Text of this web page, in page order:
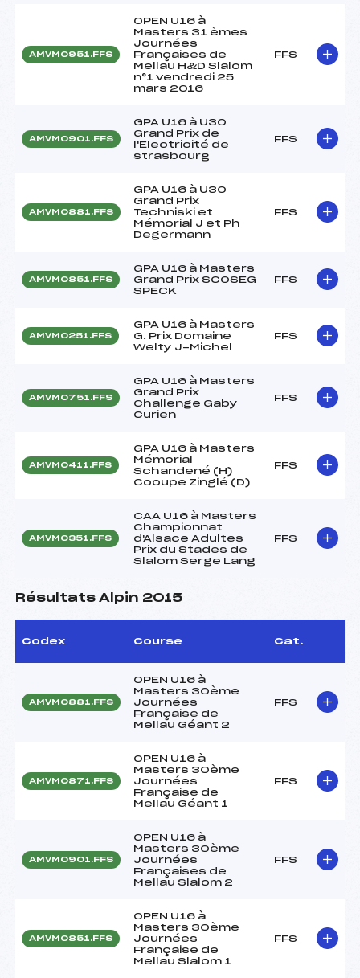
AMVM0951.FFS
OPEN U16 à
Masters 31 èmes
Journées
Françaises de
Mellau H&D Slalom
n°1 vendredi 25
mars 2016
FFS
AMVM0901.FFS
GPA U16 à U30
Grand Prix de
l'Electricité de
strasbourg
FFS
AMVM0881.FFS
GPA U16 à U30
Grand Prix
Techniski et
Mémorial J et Ph
Degermann
FFS
AMVM0851.FFS
GPA U16 à Masters
Grand Prix SCOSEG
SPECK
FFS
AMVM0251.FFS
GPA U16 à Masters
G. Prix Domaine
Welty J-Michel
FFS
AMVM0751.FFS
GPA U16 à Masters
Grand Prix
Challenge Gaby
Curien
FFS
AMVM0411.FFS
GPA U16 à Masters
Mémorial
Schandené (H)
Cooupe Zinglé (D)
FFS
AMVM0351.FFS
CAA U16 à Masters
Championnat
d'Alsace Adultes
Prix du Stades de
Slalom Serge Lang
FFS
Résultats Alpin 2015
Codex Course Cat.
AMVM0881.FFS
OPEN U16 à
Masters 30ème
Journées
Française de
Mellau Géant 2
FFS
AMVM0871.FFS
OPEN U16 à
Masters 30ème
Journées
Française de
Mellau Géant 1
FFS
AMVM0901.FFS
OPEN U16 à
Masters 30ème
Journées
Françaises de
Mellau Slalom 2
FFS
AMVM0851.FFS
OPEN U16 à
Masters 30ème
Journées
Française de
Mellau Slalom 1
FFS